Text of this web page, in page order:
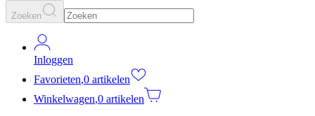
Zoeken
Inloggen
Favorieten,0 artikelen
Winkelwagen,0 artikelen